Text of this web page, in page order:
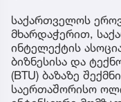
საქართველოს
მხარდაჭერით,
ინტელექტის
ბიზნესისა და
(BTU) ბაზაზე
საერთაშორისო